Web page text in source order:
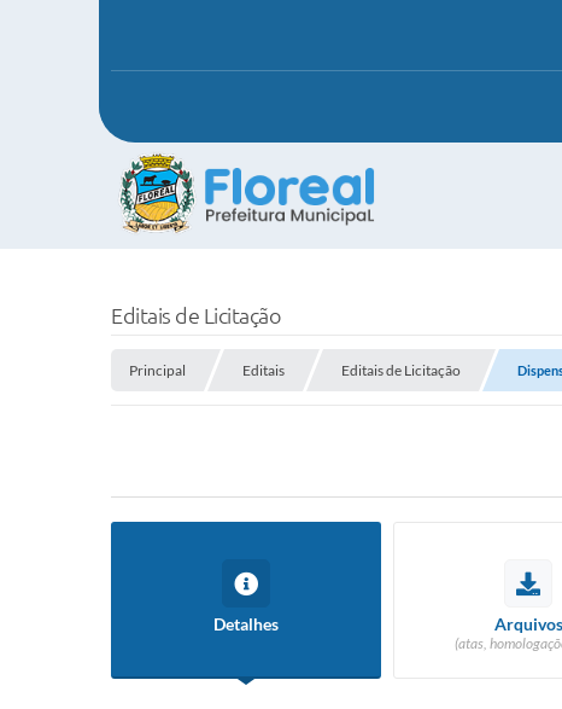
Editais de Licitação
Principal Editais Editais de Licitação
Detalhes Arquivos
(atas,